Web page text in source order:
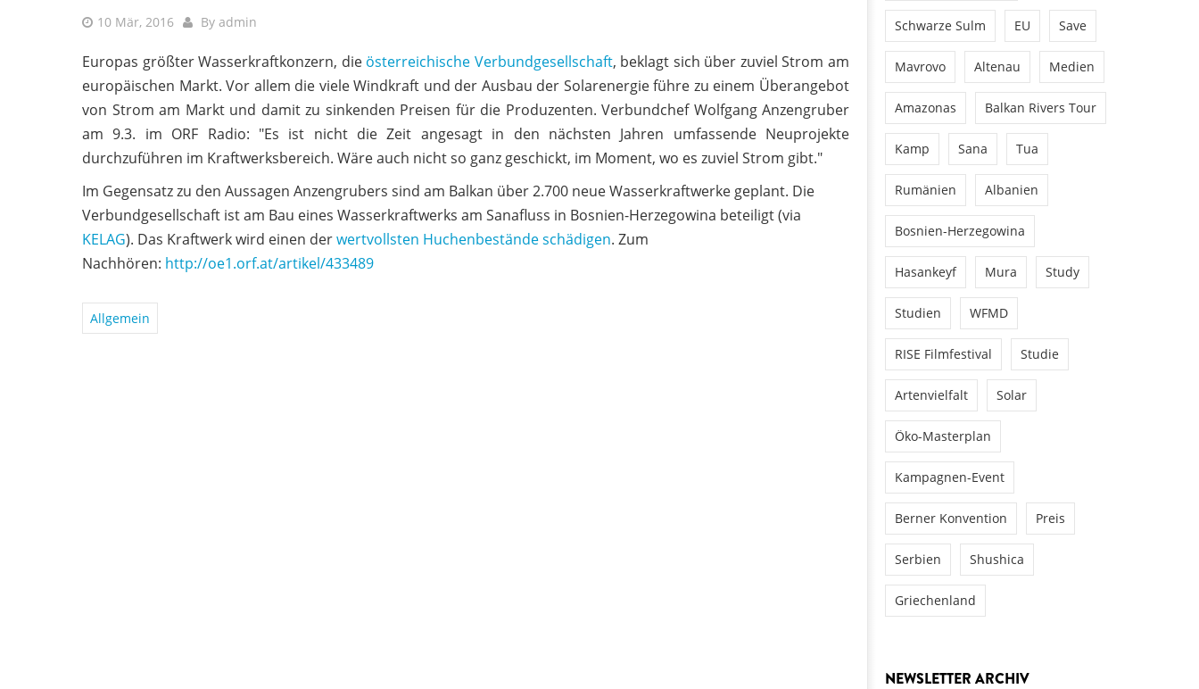
10 Mär, 2016 By admin
Europas größter Wasserkraftkonzern, die österreichische Verbundgesellschaft, beklagt sich über zuviel Strom am
europäischen Markt. Vor allem die viele Windkraft und der Ausbau der Solarenergie führe zu einem Überangebot
von Strom am Markt und damit zu sinkenden Preisen für die Produzenten. Verbundchef Wolfgang Anzengruber
am 9.3. im ORF Radio: "Es ist nicht die Zeit angesagt in den nächsten Jahren umfassende Neuprojekte
durchzuführen im Kraftwerksbereich. Wäre auch nicht so ganz geschickt, im Moment, wo es zuviel Strom gibt."
Im Gegensatz zu den Aussagen Anzengrubers sind am Balkan über 2.700 neue Wasserkraftwerke geplant. Die
Verbundgesellschaft ist am Bau eines Wasserkraftwerks am Sanafluss in Bosnien-Herzegowina beteiligt (via
KELAG). Das Kraftwerk wird einen derwertvollsten Huchenbestände schädigen. Zum
Nachhören: http://oe1.orf.at/artikel/433489
Allgemein
Schwarze Sulm EU Save
Mavrovo Altenau Medien
Amazonas Balkan Rivers Tour
Kamp Sana Tua
Rumänien Albanien
Bosnien-Herzegowina
Hasankeyf Mura Study
Studien WFMD
RISE Filmfestival Studie
Artenvielfalt Solar
Öko-Masterplan
Kampagnen-Event
Berner Konvention Preis
Serbien Shushica
Griechenland
NEWSLETTER ARCHIV